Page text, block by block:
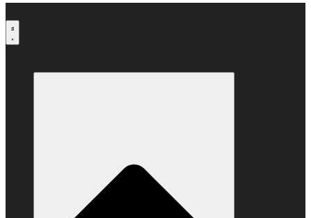
στο
περιεχόμενο